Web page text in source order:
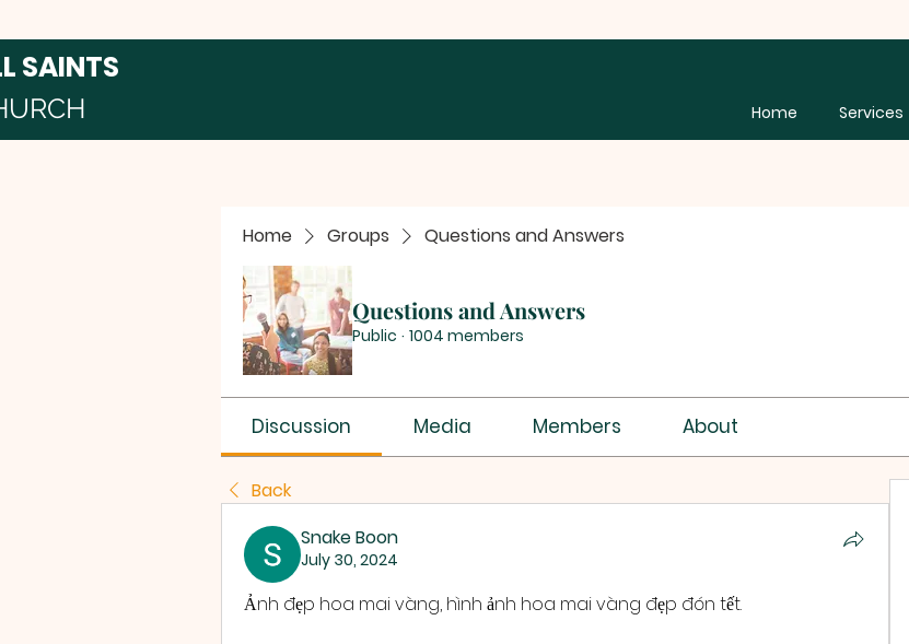
SAINTS
Home Services
Home Groups Questions and Answers
Questions and Answers
Public · 1004 members
Discussion Media Members About
Back
Snake Boon
July 30, 2024
Ảnh đẹp hoa mai vàng, hình ảnh hoa mai vàng đẹp đón tết.